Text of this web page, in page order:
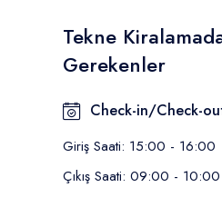
Tekne
Gerekenler
Check-in/Check-
Giriş Saati: 15:00 - 16:00
Çıkış Saati: 09:00 - 10:00